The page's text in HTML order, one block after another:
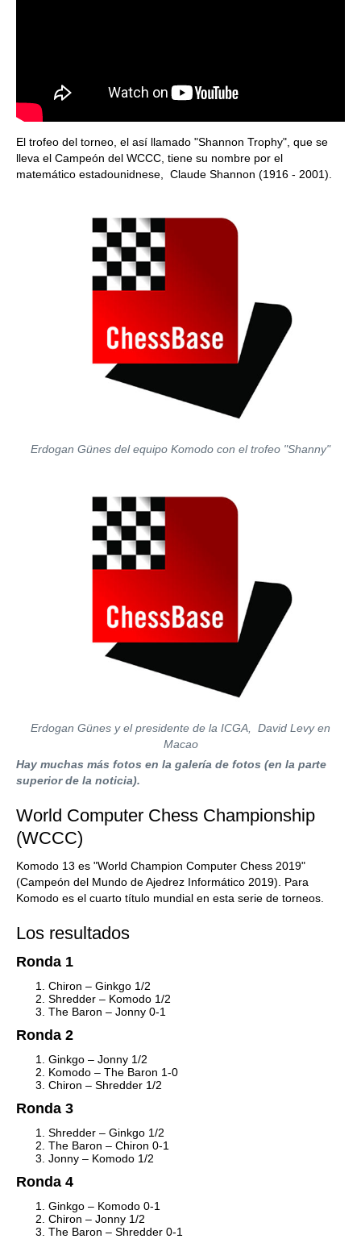
El trofeo del torneo, el así llamado "Shannon Trophy", que se
lleva el Campeón del WCCC, tiene su nombre por el
matemático estadounidnese, Claude Shannon (1916 - 2001).
Erdogan Günes del equipo Komodo con el trofeo "Shanny"
Erdogan Günes y el presidente de la ICGA, David Levy en
Macao
Hay muchas más fotos en la galería de fotos (en la parte
superior de la noticia).
World Computer Chess Championship
(WCCC)
Komodo 13 es "World Champion Computer Chess 2019"
(Campeón del Mundo de Ajedrez Informático 2019). Para
Komodo es el cuarto título mundial en esta serie de torneos.
Los resultados
Ronda 1
Chiron – Ginkgo 1/2
Shredder – Komodo 1/2
The Baron – Jonny 0-1
Ronda 2
Ginkgo – Jonny 1/2
Komodo – The Baron 1-0
Chiron – Shredder 1/2
Ronda 3
Shredder – Ginkgo 1/2
The Baron – Chiron 0-1
Jonny – Komodo 1/2
Ronda 4
Ginkgo – Komodo 0-1
Chiron – Jonny 1/2
The Baron – Shredder 0-1